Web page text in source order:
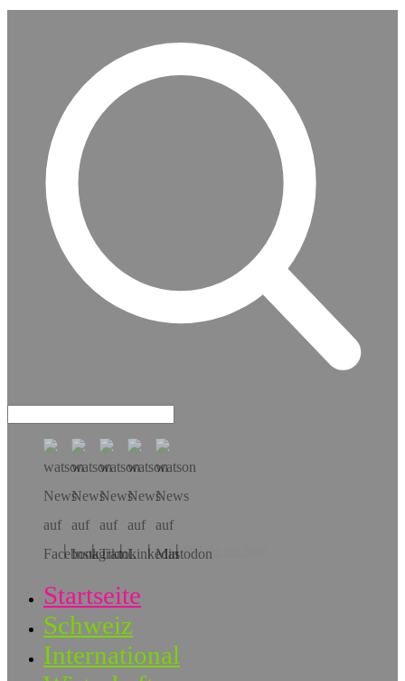
Hol dir die App!
Startseite
Schweiz
International